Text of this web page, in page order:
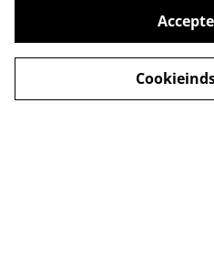
Kontakt os
Betingelser